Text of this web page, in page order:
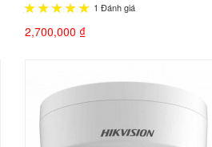
1 Đánh giá
2,700,000 ₫